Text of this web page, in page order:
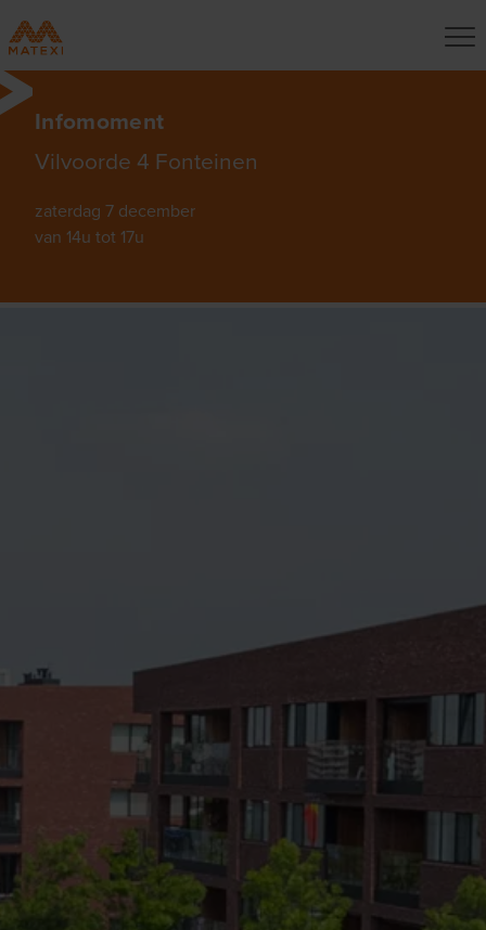
Infomoment
Vilvoorde 4 Fonteinen
zaterdag 7 december
van 14u tot 17u